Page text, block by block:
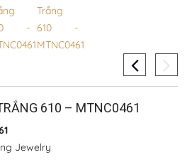
610 – MTNC0461
Jewelry